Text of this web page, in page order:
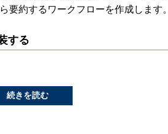
要約するワークフローを作成します。
する
続きを読む